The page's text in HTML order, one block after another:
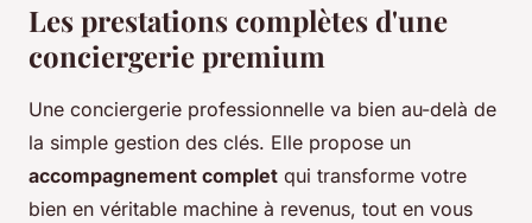
Les prestations complètes d'une
conciergerie premium
Une conciergerie professionnelle va bien au-delà de
la simple gestion des clés. Elle propose un
accompagnement complet qui transforme votre
bien en véritable machine à revenus, tout en vous